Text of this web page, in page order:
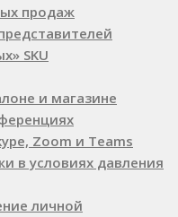
продаж
SKU
и магазине
Zoom и Teams
в условиях давления
личной